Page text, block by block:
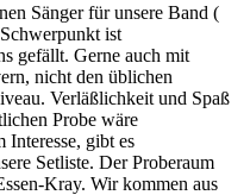
Sänger für unsere Band (
ist
gefällt. Gerne auch mit
nicht den üblichen
Verläßlichkeit und Spaß
Probe wäre
Interesse, gibt es
Setliste. Der Proberaum
Kray. Wir kommen aus